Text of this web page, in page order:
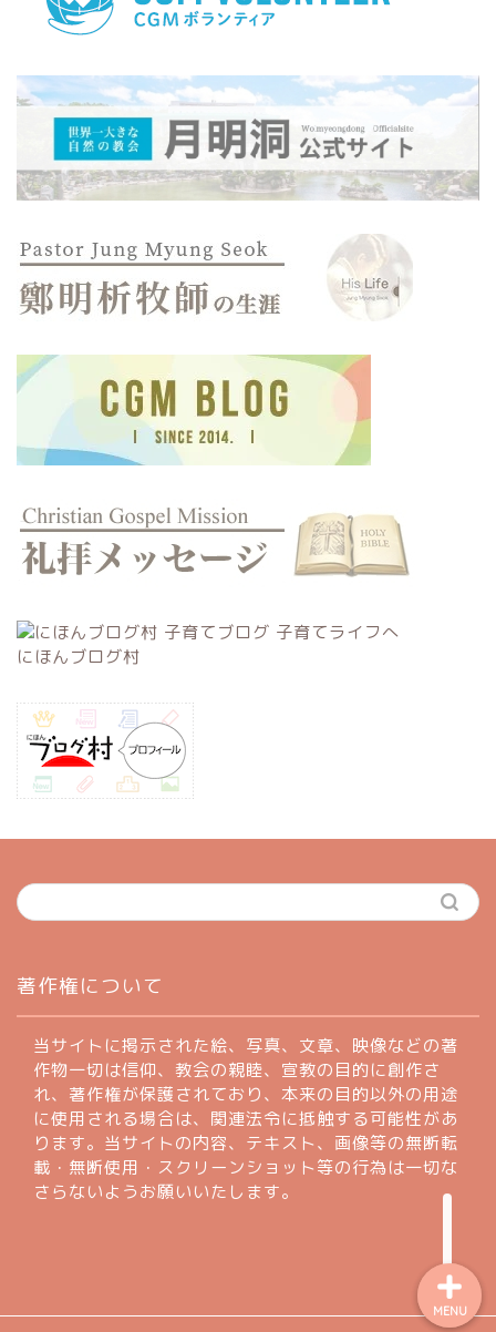
にほんブログ村
著作権について
当サイトに掲示された絵、写真、文章、映像などの著
作物一切は信仰、教会の親睦、宣教の目的に創作さ
れ、著作権が保護されており、本来の目的以外の用途
に使用される場合は、関連法令に抵触する可能性があ
ります。当サイトの内容、テキスト、画像等の無断転
載・無断使用・スクリーンショット等の行為は一切な
さらないようお願いいたします。
MENU
profile
著作権について
お問い合わせフォーム